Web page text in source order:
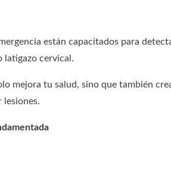
están capacitados para
latigazo cervical.
mejora tu salud, sino que también
lesiones.